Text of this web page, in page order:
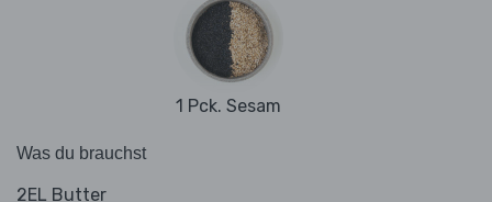
1 Pck. Sesam
Was du brauchst
2EL Butter